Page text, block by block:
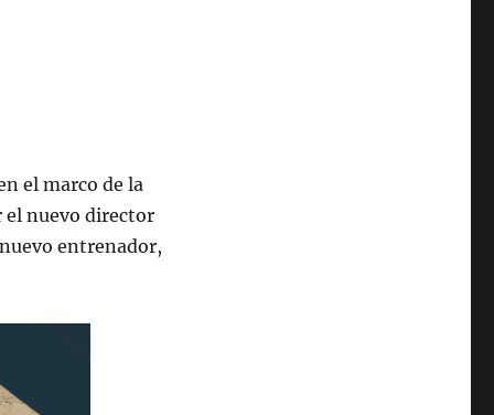
el marco de la
el nuevo director
entrenador,